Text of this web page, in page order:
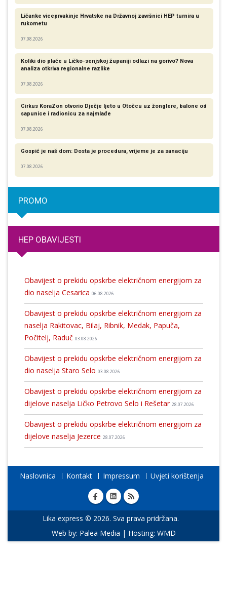
Ličanke viceprvakinje Hrvatske na Državnoj završnici HEP turnira u
rukometu
07.08.2026
Koliki dio plaće u Ličko-senjskoj županiji odlazi na gorivo? Nova
analiza otkriva regionalne razlike​
07.08.2026
Cirkus KoraZon otvorio Dječje ljeto u Otočcu uz žonglere, balone od
sapunice i radionicu za najmlađe
07.08.2026
Gospić je naš dom: Dosta je procedura, vrijeme je za sanaciju
07.08.2026
PROMO
HEP OBAVIJESTI
Obavijest o prekidu opskrbe električnom energijom za
dio naselja Cesarica 06.08.2026
Obavijest o prekidu opskrbe električnom energijom za
naselja Rakitovac, Bilaj, Ribnik, Medak, Papuča,
Počitelj, Raduč 03.08.2026
Obavijest o prekidu opskrbe električnom energijom za
dio naselja Staro Selo 03.08.2026
Obavijest o prekidu opskrbe električnom energijom za
dijelove naselja Ličko Petrovo Selo i Rešetar 28.07.2026
Obavijest o prekidu opskrbe električnom energijom za
dijelove naselja Jezerce 28.07.2026
Naslovnica Kontakt Impressum Uvjeti korištenja
Lika express © 2026. Sva prava pridržana.
Web by: Palea Media | Hosting: WMD